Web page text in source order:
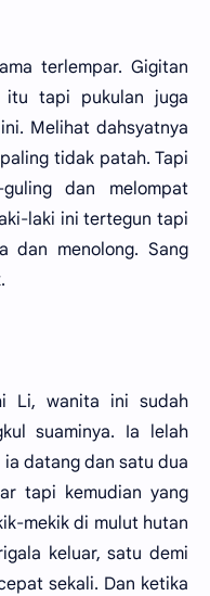
terlempar. Gigitan
itu tapi pukulan juga
Melihat dahsyatnya
tidak patah. Tapi
dan melompat
laki ini tertegun tapi
dan menolong. Sang
Li, wanita ini sudah
suaminya. Ia lelah
datang dan satu dua
tapi kemudian yang
mekik di mulut hutan
keluar, satu demi
sekali. Dan ketika